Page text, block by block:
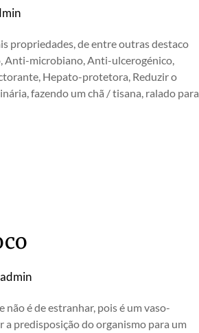
propriedades, de entre outras destaco
Anti-microbiano, Anti-ulcerogénico,
Hepato-protetora, Reduzir o
fazendo um chã / tisana, ralado para
admin
é de estranhar, pois é um vaso-
a predisposição do organismo para um